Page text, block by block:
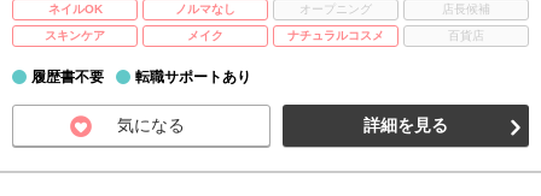
ネイルOK
ノルマなし オープニング
店長候補
スキンケア
メイク ナチュラルコスメ 百貨店
履歴書不要 転職サポートあり
気になる 詳細を見る